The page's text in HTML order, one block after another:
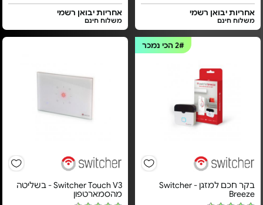
אחריות יבואן רשמי
משלוח חינם
אחריות יבואן רשמי
משלוח חינם
2#הכי נמכר
בקר חכם למזגן - Switcher
Breeze
Switcher Touch V3 - בשליטה
מהסמארטפון